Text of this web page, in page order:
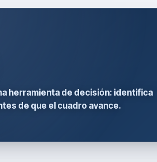
herramienta de decisión: identifica
de que el cuadro avance.